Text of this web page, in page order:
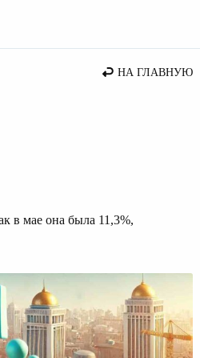
НА ГЛАВНУЮ
в мае она была 11,3%,